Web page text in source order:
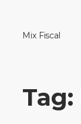
Mix Fiscal
Tag: